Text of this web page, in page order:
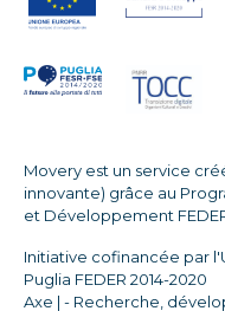
Movery est un service
innovante) grâce au
et Développement
Initiative cofinancée par
Puglia FEDER 2014-2020
Axe | - Recherche,